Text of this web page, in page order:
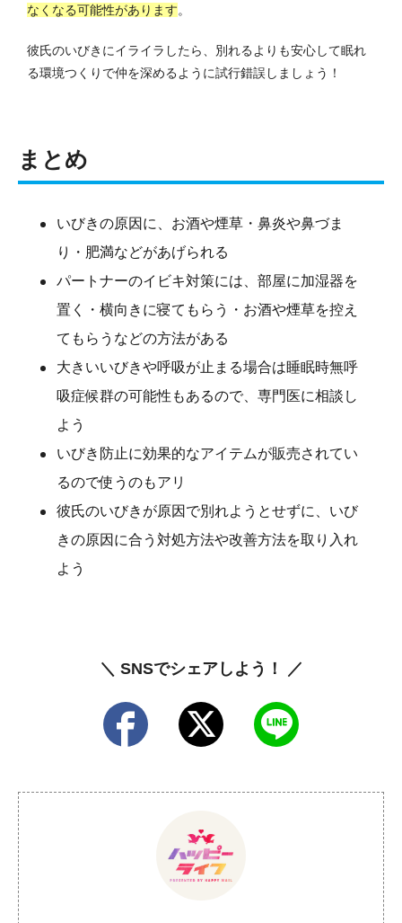
なくなる可能性があります。
彼氏のいびきにイライラしたら、別れるよりも安心して眠れ
る環境つくりで仲を深めるように試行錯誤しましょう！
まとめ
いびきの原因に、お酒や煙草・鼻炎や鼻づま
り・肥満などがあげられる
パートナーのイビキ対策には、部屋に加湿器を
置く・横向きに寝てもらう・お酒や煙草を控え
てもらうなどの方法がある
大きいいびきや呼吸が止まる場合は睡眠時無呼
吸症候群の可能性もあるので、専門医に相談し
よう
いびき防止に効果的なアイテムが販売されてい
るので使うのもアリ
彼氏のいびきが原因で別れようとせずに、いび
きの原因に合う対処方法や改善方法を取り入れ
よう
＼ SNSでシェアしよう！ ／